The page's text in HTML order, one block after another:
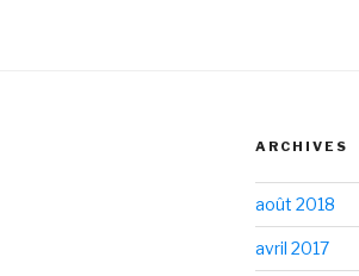
ARCHIVES
août 2018
avril 2017